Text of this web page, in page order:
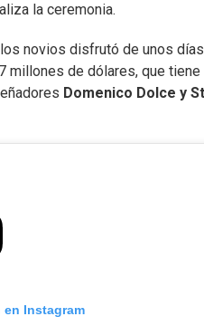
la ceremonia.
novios disfrutó de unos
millones de dólares, que
Domenico Dolce y
en Instagram